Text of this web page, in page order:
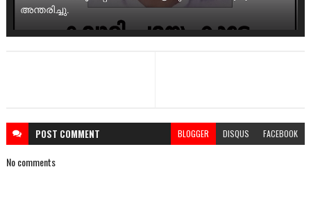
അന്തരിച്ചു.
POST COMMENT BLOGGER DISQUS FACEBOOK
No comments